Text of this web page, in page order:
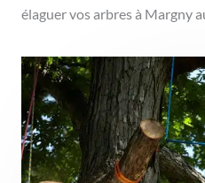
élaguer vos arbres à Margny